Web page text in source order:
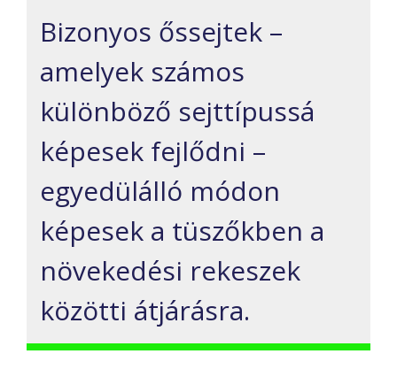
Bizonyos őssejtek –
amelyek számos
különböző sejttípussá
képesek fejlődni –
egyedülálló módon
képesek a tüszőkben a
növekedési rekeszek
közötti átjárásra.